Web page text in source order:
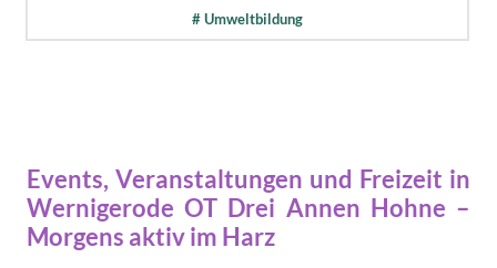
# Umweltbildung
Events, Veranstaltungen und Freizeit in
Wernigerode OT Drei Annen Hohne –
Morgens aktiv im Harz